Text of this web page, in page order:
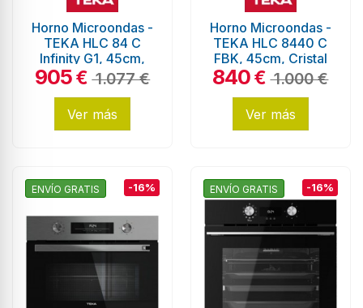
Horno Microondas -
TEKA HLC 84 C
Infinity G1, 45cm,
Negro Mate
905€ 1.077 €
Ver más
Horno Microondas -
TEKA HLC 8440 C
FBK, 45cm, Cristal
Negro
840€ 1.000 €
Ver más
ENVÍO GRATIS -16% ENVÍO GRATIS -16%